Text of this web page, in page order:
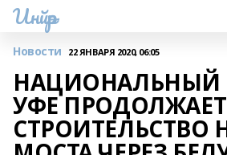
Инйәр
Новости 22 ЯНВАРЯ 2020, 06:05
НАЦИОНАЛЬНЫЙ
УФЕ
СТРОИТЕЛЬСТВО